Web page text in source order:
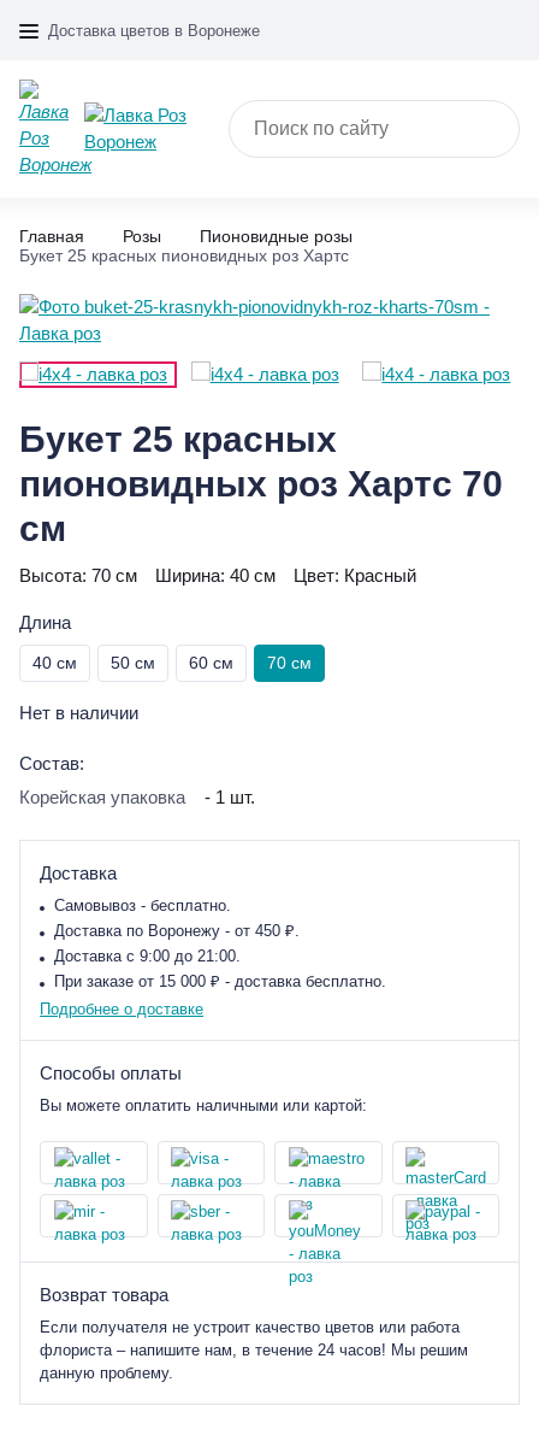
Доставка цветов в Воронеже
Главная Розы
Пионовидные розы
Букет 25 красных пионовидных роз Хартс
Букет 25 красных
пионовидных роз Хартс 70
см
Высота: 70 см Ширина: 40 см Цвет: Красный
Длина
40 см 50 см 60 см 70 см
Нет в наличии
Состав:
Корейская упаковка
- 1 шт.
Доставка
Самовывоз - бесплатно.
Доставка по Воронежу - от 450 ₽.
Доставка с 9:00 до 21:00.
При заказе от 15 000 ₽ - доставка бесплатно.
Подробнее о доставке
Способы оплаты
Вы можете оплатить наличными или картой:
Возврат товара
Если получателя не устроит качество цветов или работа
флориста – напишите нам, в течение 24 часов! Мы решим
данную проблему.